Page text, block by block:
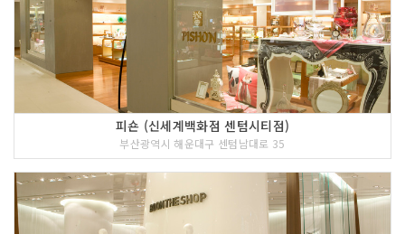
피숀 (신세계백화점 센텀시티점)
부산광역시 해운대구 센텀남대로 35